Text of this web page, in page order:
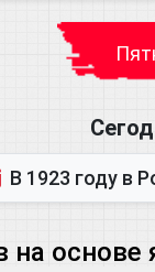
В 1923 году в Ростове-на-Дону
основе